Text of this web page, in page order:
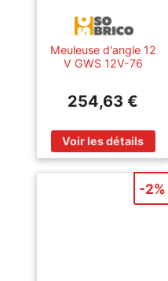
Meuleuse d'angle 12
V GWS 12V-76
chargeur + sac à
BOSCH
06019F200C
254,63 €
-2%